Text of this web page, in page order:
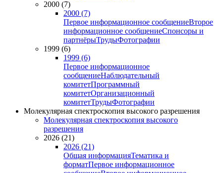
2000 (7)
2000 (7)
Первое информационное сообщениеВторое
информационное сообщениеСпонсоры и
партнёрыТрудыФотографии
1999 (6)
1999 (6)
Первое информационное
сообщениеНаблюдательный
комитетПрограммный
комитетОрганизационный
комитетТрудыФотографии
Молекулярная спектроскопия высокого разрешения
Молекулярная спектроскопия высокого
разрешения
2026 (21)
2026 (21)
Общая информацияТематика и
форматПервое информационное